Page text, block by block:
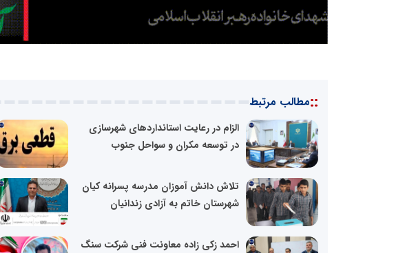
::مطالب مرتبط
الزام در رعایت استاندار‌دهای شهرسازی
در توسعه مکران و سواحل جنوب
تلاش دانش آموزان مدرسه پسرانه کیان
شهرستان خاتم به آزادی زندانیان
احمد زکی زاده معاونت فنی شرکت سنگ